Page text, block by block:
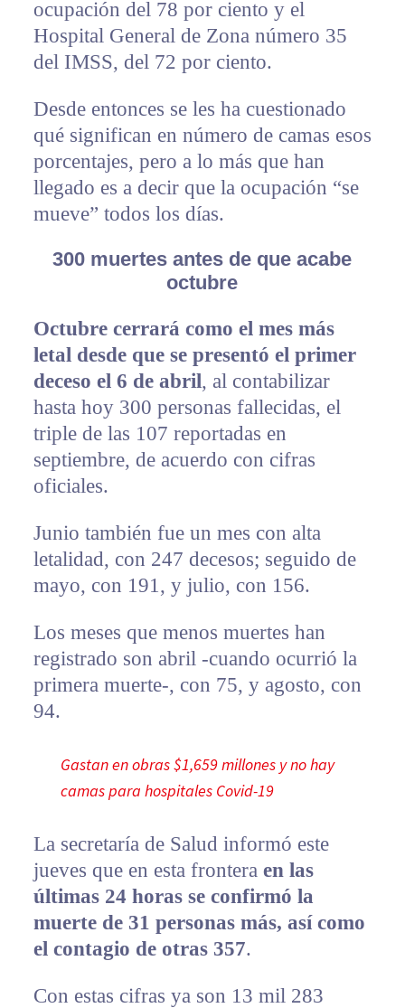
ocupación del 78 por ciento y el
Hospital General de Zona número 35
del IMSS, del 72 por ciento.
Desde entonces se les ha cuestionado
qué significan en número de camas esos
porcentajes, pero a lo más que han
llegado es a decir que la ocupación “se
mueve” todos los días.
300 muertes antes de que acabe
octubre
Octubre cerrará como el mes más
letal desde que se presentó el primer
deceso el 6 de abril, al contabilizar
hasta hoy 300 personas fallecidas, el
triple de las 107 reportadas en
septiembre, de acuerdo con cifras
oficiales.
Junio también fue un mes con alta
letalidad, con 247 decesos; seguido de
mayo, con 191, y julio, con 156.
Los meses que menos muertes han
registrado son abril -cuando ocurrió la
primera muerte-, con 75, y agosto, con
94.
Gastan en obras $1,659 millones y no hay
camas para hospitales Covid-19
La secretaría de Salud informó este
jueves que en esta frontera en las
últimas 24 horas se confirmó la
muerte de 31 personas más, así como
el contagio de otras 357.
Con estas cifras ya son 13 mil 283